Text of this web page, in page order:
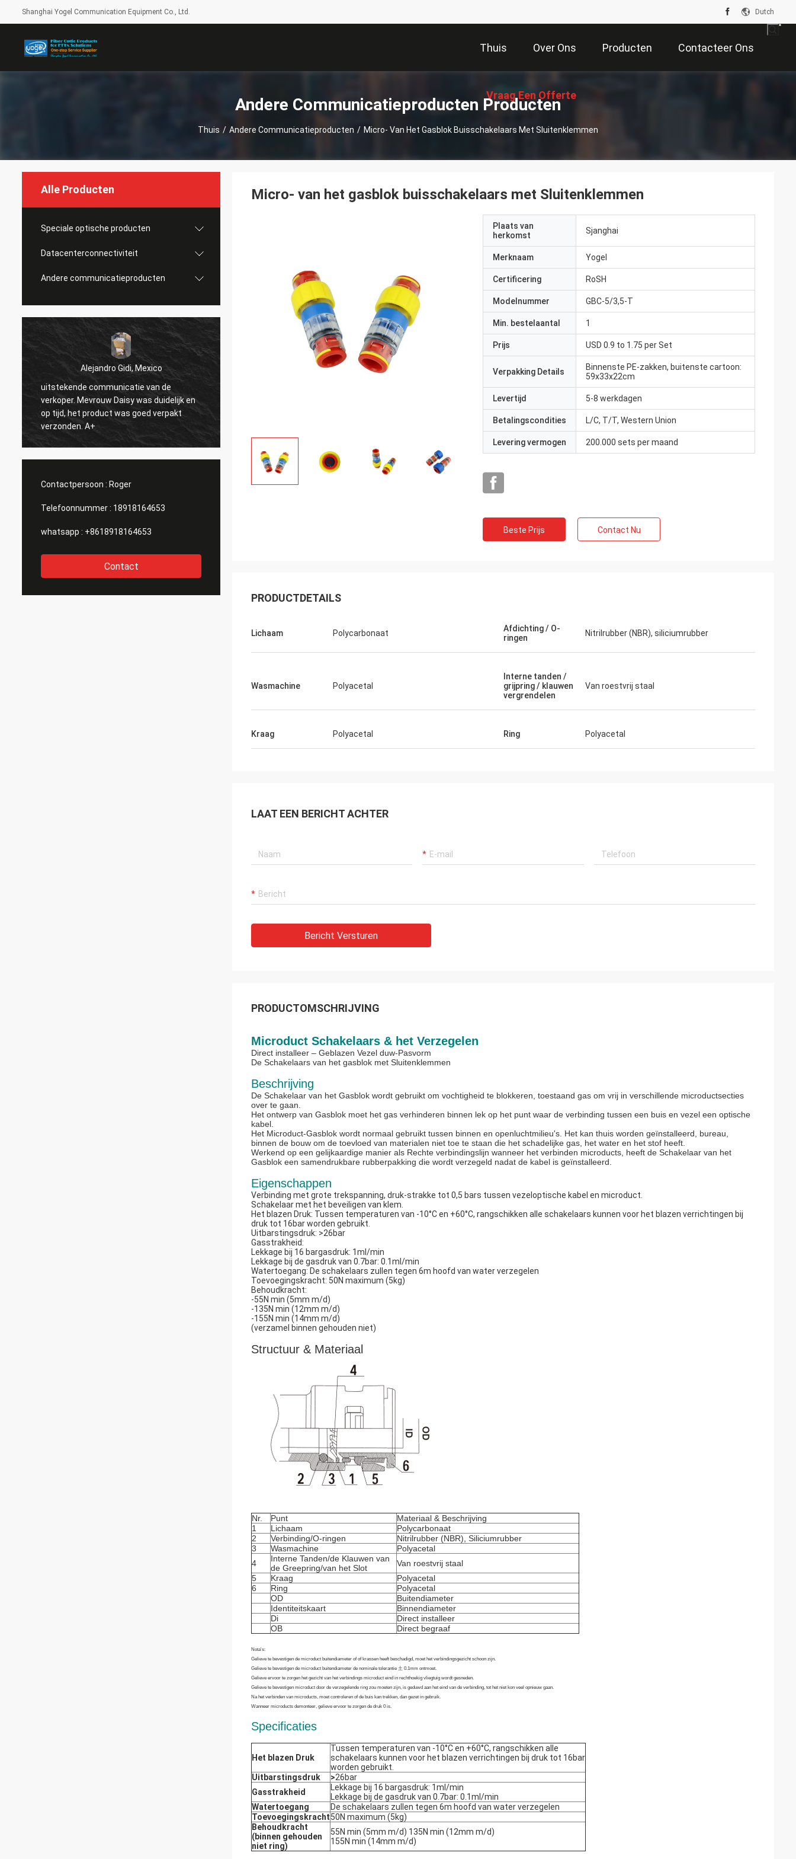
Shanghai Yogel Communication Equipment Co., Ltd. Dutch
Thuis Over Ons Producten Contacteer Ons
Vraag Een Offerte
Andere Communicatieproducten Producten
Thuis / Andere Communicatieproducten / Micro- Van Het Gasblok Buisschakelaars Met Sluitenklemmen
Alle Producten
Speciale optische producten
Datacenterconnectiviteit
Andere communicatieproducten
Alejandro Gidi, Mexico
uitstekende communicatie van de
verkoper. Mevrouw Daisy was duidelijk en
op tijd, het product was goed verpakt
verzonden. A+
rhode alain,Frankrijk
Het is erg prettig om met echte
professionals te werken. Ze zijn attent en
Contactpersoon : Roger
Telefoonnummer : 18918164653
whatsapp : +8618918164653
Contact
Micro- van het gasblok buisschakelaars met Sluitenklemmen
Plaats van
herkomst
Sjanghai
Merknaam Yogel
Certificering RoSH
Modelnummer GBC-5/3,5-T
Min. bestelaantal 1
Prijs USD 0.9 to 1.75 per Set
Verpakking Details
Binnenste PE-zakken, buitenste cartoon:
59x33x22cm
Levertijd 5-8 werkdagen
Betalingscondities L/C, T/T, Western Union
Levering vermogen 200.000 sets per maand
Beste Prijs Contact Nu
PRODUCTDETAILS
Lichaam Polycarbonaat
Afdichting / O-
ringen
Nitrilrubber (NBR), siliciumrubber
Wasmachine Polyacetal
Interne tanden /
grijpring / klauwen
vergrendelen
Van roestvrij staal
Kraag Polyacetal Ring Polyacetal
LAAT EEN BERICHT ACHTER
Bericht Versturen
PRODUCTOMSCHRIJVING
Microduct Schakelaars & het Verzegelen
Direct installeer – Geblazen Vezel duw-Pasvorm
De Schakelaars van het gasblok met Sluitenklemmen
Beschrijving
De Schakelaar van het Gasblok wordt gebruikt om vochtigheid te blokkeren, toestaand gas om vrij in verschillende microductsecties
over te gaan.
Het ontwerp van Gasblok moet het gas verhinderen binnen lek op het punt waar de verbinding tussen een buis en vezel een optische
kabel.
Het Microduct-Gasblok wordt normaal gebruikt tussen binnen en openluchtmilieu's. Het kan thuis worden geïnstalleerd, bureau,
binnen de bouw om de toevloed van materialen niet toe te staan die het schadelijke gas, het water en het stof heeft.
Werkend op een gelijkaardige manier als Rechte verbindingslijn wanneer het verbinden microducts, heeft de Schakelaar van het
Gasblok een samendrukbare rubberpakking die wordt verzegeld nadat de kabel is geïnstalleerd.
Eigenschappen
Verbinding met grote trekspanning, druk-strakke tot 0,5 bars tussen vezeloptische kabel en microduct.
Schakelaar met het beveiligen van klem.
Het blazen Druk: Tussen temperaturen van -10°C en +60°C, rangschikken alle schakelaars kunnen voor het blazen verrichtingen bij
druk tot 16bar worden gebruikt.
Uitbarstingsdruk: >26bar
Gasstrakheid:
Lekkage bij 16 bargasdruk: 1ml/min
Lekkage bij de gasdruk van 0.7bar: 0.1ml/min
Watertoegang: De schakelaars zullen tegen 6m hoofd van water verzegelen
Toevoegingskracht: 50N maximum (5kg)
Behoudkracht:
-55N min (5mm m/d)
-135N min (12mm m/d)
-155N min (14mm m/d)
(verzamel binnen gehouden niet)
Structuur & Materiaal
Nr. Punt
Materiaal & Beschrijving
1
Lichaam
Polycarbonaat
2
Verbinding/O-ringen
Nitrilrubber (NBR), Siliciumrubber
3
Wasmachine
Polyacetal
4
Interne Tanden/de Klauwen van
de Greepring/van het Slot
Van roestvrij staal
5
Kraag
Polyacetal
6
Ring
Polyacetal
OD
Buitendiameter
Identiteitskaart
Binnendiameter
Di
Direct installeer
OB
Direct begraaf
Nota's:
Gelieve te bevestigen de microduct buitendiameter of of krassen heeft beschadigd, moet het verbindingsgezicht schoon zijn.
Gelieve te bevestigen de microduct buitendiameter de nominale tolerantie 土 0.1mm ontmoet.
Gelieve ervoor te zorgen het gezicht van het verbindings microduct eind in rechthoekig vliegtuig wordt gesneden.
Gelieve te bevestigen microduct door de verzegelende ring zou moeten zijn, is geduwd aan het eind van de verbinding, tot het niet kon veel opnieuw gaan.
Na het verbinden van microducts, moet controleren of de buis kan trekken, dan gezet in gebruik.
Wanneer microducts demonteer, gelieve ervoor te zorgen de druk 0 is.
Specificaties
Het blazen Druk
Tussen temperaturen van -10°C en +60°C, rangschikken alle
schakelaars kunnen voor het blazen verrichtingen bij druk tot 16bar
worden gebruikt.
Uitbarstingsdruk
>26bar
Gasstrakheid
Lekkage bij 16 bargasdruk: 1ml/min
Lekkage bij de gasdruk van 0.7bar: 0.1ml/min
Watertoegang
De schakelaars zullen tegen 6m hoofd van water verzegelen
Toevoegingskracht50N maximum (5kg)
Behoudkracht
(binnen gehouden
niet ring)
55N min (5mm m/d) 135N min (12mm m/d)
155N min (14mm m/d)